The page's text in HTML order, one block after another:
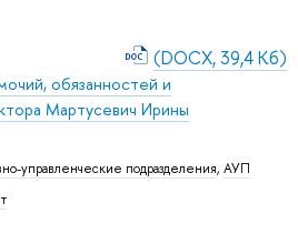
обязанностей и
Мартусевич Ирины
управленческие подразделения, АУП
(DOCX, 39,4 Кб)